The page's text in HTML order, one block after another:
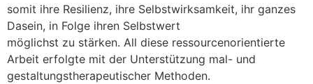
somit ihre Resilienz, ihre Selbstwirksamkeit, ihr ganzes
Dasein, in Folge ihren Selbstwert
möglichst zu stärken. All diese ressourcenorientierte
Arbeit erfolgte mit der Unterstützung mal- und
gestaltungstherapeutischer Methoden.